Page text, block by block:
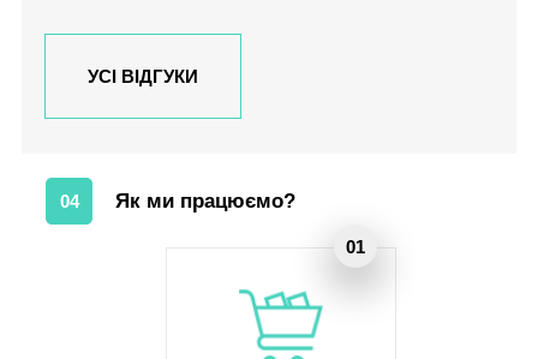
УСІ ВІДГУКИ
04 Як ми працюємо?